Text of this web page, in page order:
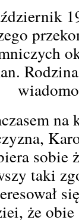
sobie
taki
że